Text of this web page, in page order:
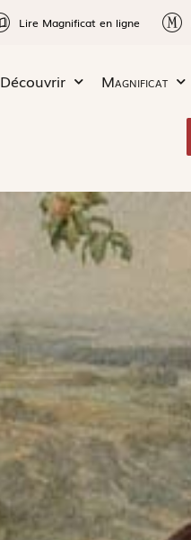
Lire Magnificat en ligne
Découvrir Magnificat